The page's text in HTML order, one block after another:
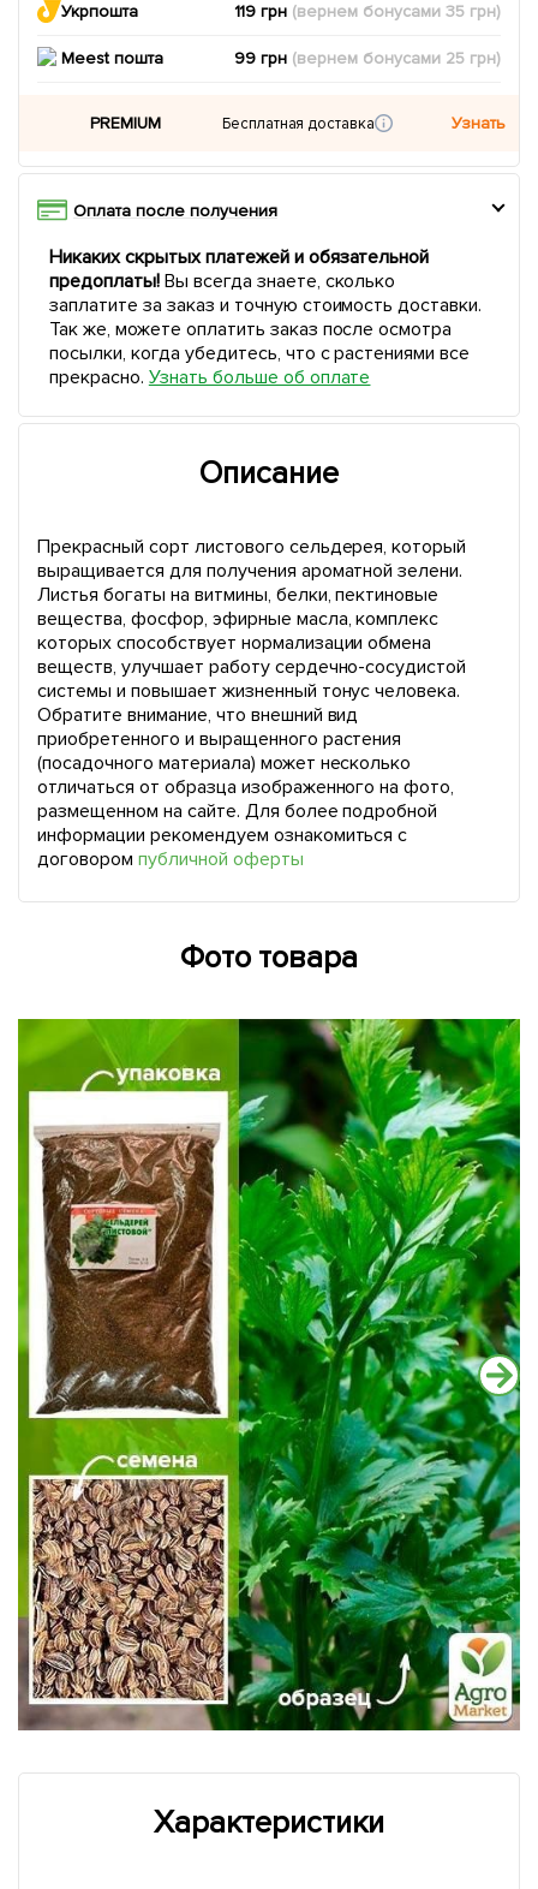
Укрпошта 119 грн (вернем бонусами35 грн)
Meest пошта 99 грн (вернем бонусами 25 грн)
PREMIUM Бесплатная доставка Узнать
Оплата после получения
Никаких скрытых платежей и обязательной
предоплаты!Вы всегда знаете, сколько
заплатите за заказ и точную стоимость доставки.
Так же, можете оплатить заказ после осмотра
посылки, когда убедитесь, что с растениями все
прекрасно. Узнать больше об оплате
Описание
Прекрасный сорт листового сельдерея, который
выращивается для получения ароматной зелени.
Листья богаты на витмины, белки, пектиновые
вещества, фосфор, эфирные масла, комплекс
которых способствует нормализации обмена
веществ, улучшает работу сердечно-сосудистой
системы и повышает жизненный тонус человека.
Обратите внимание, что внешний вид
приобретенного и выращенного растения
(посадочного материала) может несколько
отличаться от образца изображенного на фото,
размещенном на сайте. Для более подробной
информации рекомендуем ознакомиться с
договором публичной оферты
Фото товара
Характеристики